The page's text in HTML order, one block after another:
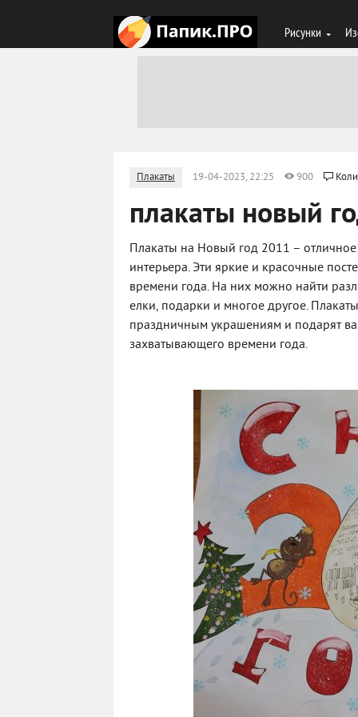
Рисунки
Плакаты 19-04-2023, 22:25 900
плакаты новый
Плакаты на Новый год 2011 –
интерьера. Эти яркие и красочные
времени года. На них можно найти
елки, подарки и многое другое.
праздничным украшениям и подарят
захватывающего времени года.